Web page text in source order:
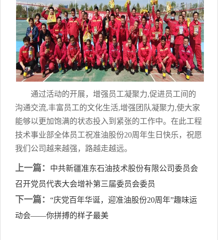
通过活动的开展，增强员工凝聚力,促进员工间的
沟通交流,丰富员工的文化生活,增强团队凝聚力,使大家
能够以更加饱满的状态投入到紧张的工作中。在此工程
技术事业部全体员工祝准油股份20周年生日快乐，祝愿
我们公司越来越强，路越走越远。
上一篇：
中共新疆准东石油技术股份有限公司委员会
召开党员代表大会增补第三届委员会委员
下一篇： “庆党百年华诞，迎准油股份20周年”趣味运
动会——你拼搏的样子最美